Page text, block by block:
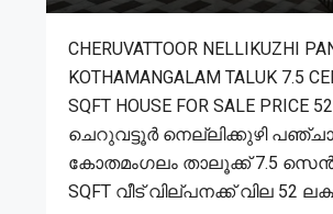
CHERUVATTOOR NELLIKUZHI
KOTHAMANGALAM TALUK 7.5
SQFT HOUSE FOR SALE PRICE
ചെറുവട്ടൂർ നെല്ലിക്കുഴി
കോതമംഗലം താലൂക്ക് 7.5
SQFT വീട് വില്പനക്ക് വില 52